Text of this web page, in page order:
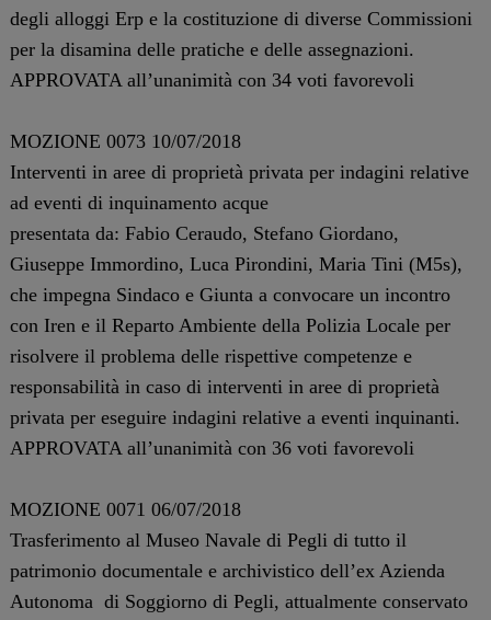
degli alloggi Erp e la costituzione di diverse Commissioni
per la disamina delle pratiche e delle assegnazioni.
APPROVATA all’unanimità con 34 voti favorevoli
MOZIONE 0073 10/07/2018
Interventi in aree di proprietà privata per indagini relative
ad eventi di inquinamento acque
presentata da: Fabio Ceraudo, Stefano Giordano,
Giuseppe Immordino, Luca Pirondini, Maria Tini (M5s),
che impegna Sindaco e Giunta a convocare un incontro
con Iren e il Reparto Ambiente della Polizia Locale per
risolvere il problema delle rispettive competenze e
responsabilità in caso di interventi in aree di proprietà
privata per eseguire indagini relative a eventi inquinanti.
APPROVATA all’unanimità con 36 voti favorevoli
MOZIONE 0071 06/07/2018
Trasferimento al Museo Navale di Pegli di tutto il
patrimonio documentale e archivistico dell’ex Azienda
Autonoma di Soggiorno di Pegli, attualmente conservato